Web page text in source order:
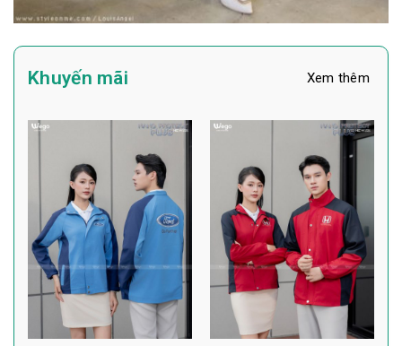
Khuyến mãi Xem thêm